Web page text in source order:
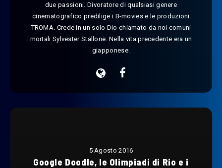
due passioni. Divoratore di qualsiasi genere
cinematografico predilige i B-movies e le produzioni
TROMA. Crede in un solo Dio chiamato da noi comuni
mortali Sylvester Stallone. Nella vita precedente era un
giapponese.
5 Agosto 2016
Google Doodle, le Olimpiadi di Rio e i